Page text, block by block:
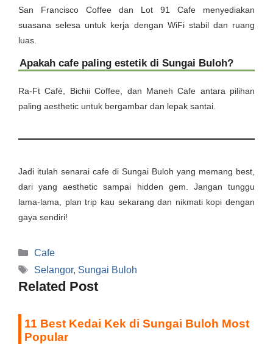
San Francisco Coffee dan Lot 91 Cafe menyediakan
suasana selesa untuk kerja dengan WiFi stabil dan ruang
luas.
Apakah cafe paling estetik di Sungai Buloh?
Ra-Ft Café, Bichii Coffee, dan Maneh Cafe antara pilihan
paling aesthetic untuk bergambar dan lepak santai.
Jadi itulah senarai cafe di Sungai Buloh yang memang best,
dari yang aesthetic sampai hidden gem. Jangan tunggu
lama-lama, plan trip kau sekarang dan nikmati kopi dengan
gaya sendiri!
Categories
Cafe
Tags
Selangor, Sungai Buloh
Related Post
11 Best Kedai Kek di Sungai Buloh Most
Popular